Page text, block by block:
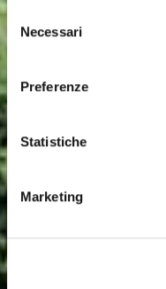
Selezione
delNecessari
Preferenze
Statistiche
Marketing